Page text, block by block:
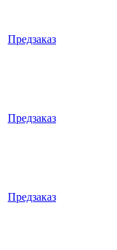
Предзаказ
Предзаказ
Предзаказ